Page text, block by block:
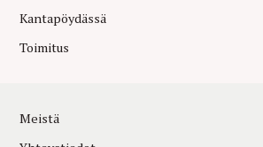
Kantapöydässä
Toimitus
Meistä